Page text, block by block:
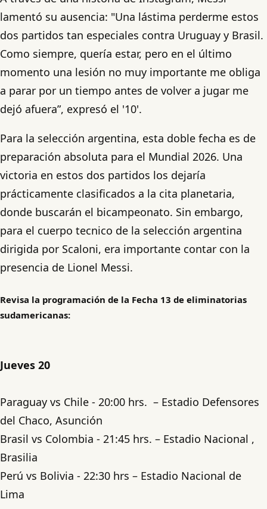
lamentó su ausencia: "Una lástima perderme estos
dos partidos tan especiales contra Uruguay y Brasil.
Como siempre, quería estar, pero en el último
momento una lesión no muy importante me obliga
a parar por un tiempo antes de volver a jugar me
dejó afuera”, expresó el '10'.
Para la selección argentina, esta doble fecha es de
preparación absoluta para el Mundial 2026. Una
victoria en estos dos partidos los dejaría
prácticamente clasificados a la cita planetaria,
donde buscarán el bicampeonato. Sin embargo,
para el cuerpo tecnico de la selección argentina
dirigida por Scaloni, era importante contar con la
presencia de Lionel Messi.
Revisa la programación de la Fecha 13 de eliminatorias
sudamericanas:
Jueves 20
Paraguay vs Chile - 20:00 hrs. – Estadio Defensores
del Chaco, Asunción
Brasil vs Colombia - 21:45 hrs. – Estadio Nacional ,
Brasilia
Perú vs Bolivia - 22:30 hrs – Estadio Nacional de
Lima